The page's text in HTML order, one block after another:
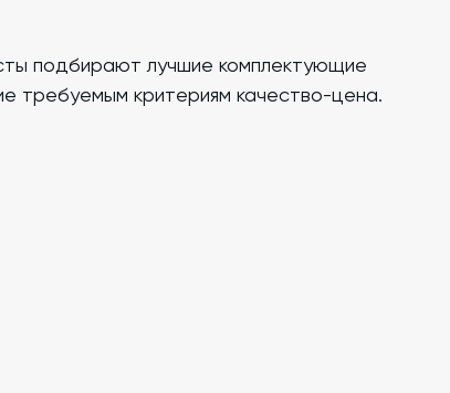
подбирают лучшие комплектующие
требуемым критериям качество-цена.